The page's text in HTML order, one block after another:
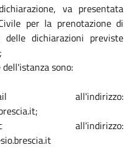
va presentata
per la prenotazione di
delle dichiarazioni previste
sono:
all'indirizzo:
all'indirizzo: